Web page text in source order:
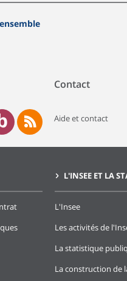
Contact
Aide et contact
L'INSEE ET LA
L'Insee
Les activités de
La statistique
La construction de